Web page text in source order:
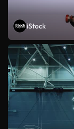
iStock